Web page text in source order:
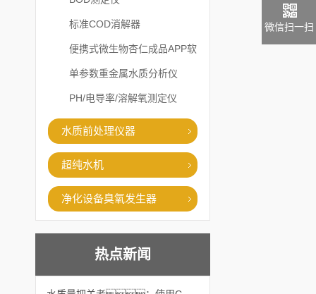
标准COD消解器
便携式微生物杏仁成品APP软
件直播大全
单参数重金属水质分析仪
PH/电导率/溶解氧测定仪
水质前处理仪器
超纯水机
净化设备臭氧发生器
热点新闻
微信扫一扫